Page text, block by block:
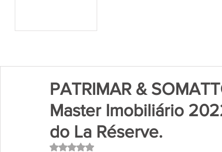
PATRIMAR &
Master Imobiliário
do La Réserve.
Avaliado com NaN de 5 estrelas.